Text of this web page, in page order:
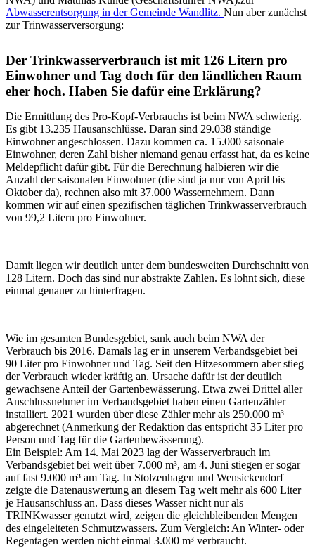
Abwasserentsorgung in der Gemeinde Wandlitz. Nun aber zunächst
zur Trinwasserversorgung:
Der Trinkwasserverbrauch ist mit 126 Litern pro
Einwohner und Tag doch für den ländlichen Raum
eher hoch. Haben Sie dafür eine Erklärung?
Die Ermittlung des Pro-Kopf-Verbrauchs ist beim NWA schwierig.
Es gibt 13.235 Hausanschlüsse. Daran sind 29.038 ständige
Einwohner angeschlossen. Dazu kommen ca. 15.000 saisonale
Einwohner, deren Zahl bisher niemand genau erfasst hat, da es keine
Meldepflicht dafür gibt. Für die Berechnung halbieren wir die
Anzahl der saisonalen Einwohner (die sind ja nur von April bis
Oktober da), rechnen also mit 37.000 Wassernehmern. Dann
kommen wir auf einen spezifischen täglichen Trinkwasserverbrauch
von 99,2 Litern pro Einwohner.
Damit liegen wir deutlich unter dem bundesweiten Durchschnitt von
128 Litern. Doch das sind nur abstrakte Zahlen. Es lohnt sich, diese
einmal genauer zu hinterfragen.
Wie im gesamten Bundesgebiet, sank auch beim NWA der
Verbrauch bis 2016. Damals lag er in unserem Verbandsgebiet bei
90 Liter pro Einwohner und Tag. Seit den Hitzesommern aber stieg
der Verbrauch wieder kräftig an. Ursache dafür ist der deutlich
gewachsene Anteil der Gartenbewässerung. Etwa zwei Drittel aller
Anschlussnehmer im Verbandsgebiet haben einen Gartenzähler
installiert. 2021 wurden über diese Zähler mehr als 250.000 m³
abgerechnet (Anmerkung der Redaktion das entspricht 35 Liter pro
Person und Tag für die Gartenbewässerung).
Ein Beispiel: Am 14. Mai 2023 lag der Wasserverbrauch im
Verbandsgebiet bei weit über 7.000 m³, am 4. Juni stiegen er sogar
auf fast 9.000 m³ am Tag. In Stolzenhagen und Wensickendorf
zeigte die Datenauswertung an diesem Tag weit mehr als 600 Liter
je Hausanschluss an. Dass dieses Wasser nicht nur als
TRINKwasser genutzt wird, zeigen die gleichbleibenden Mengen
des eingeleiteten Schmutzwassers. Zum Vergleich: An Winter- oder
Regentagen werden nicht einmal 3.000 m³ verbraucht.